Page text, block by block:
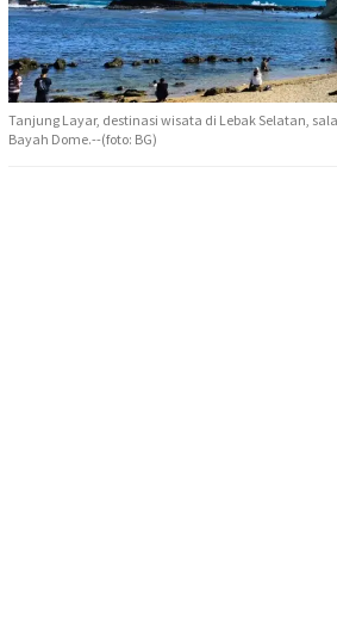
Tanjung Layar, destinasi wisata di Lebak Selatan,
Bayah Dome.--(foto: BG)